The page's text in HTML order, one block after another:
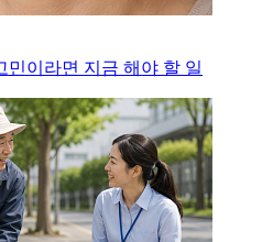
민이라면 지금 해야 할 일